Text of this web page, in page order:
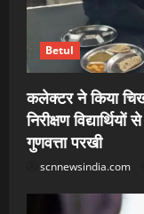
Betul
कलेक्टर ने किया
निरीक्षण
गुणवत्ता परखी
scnnewsindia.com